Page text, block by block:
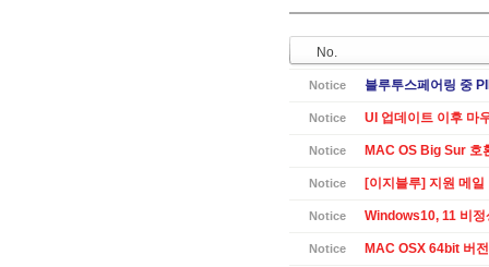
No.
Notice 블루투스페어링 중
Notice UI 업데이트 이후 마
Notice MAC OS Big Sur 호
Notice [이지블루] 지원 메일
Notice Windows10, 11 비정
Notice MAC OSX 64bit 버